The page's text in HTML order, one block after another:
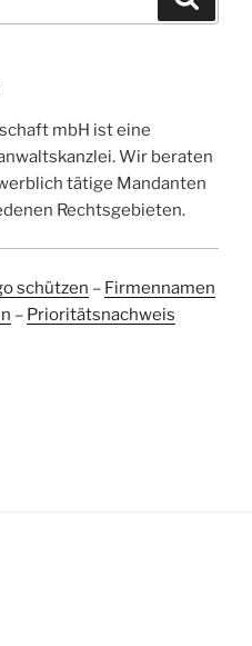
mbH ist eine
Wir beraten
tätige Mandanten
Rechtsgebieten.
schützen – Firmennamen
– Prioritätsnachweis